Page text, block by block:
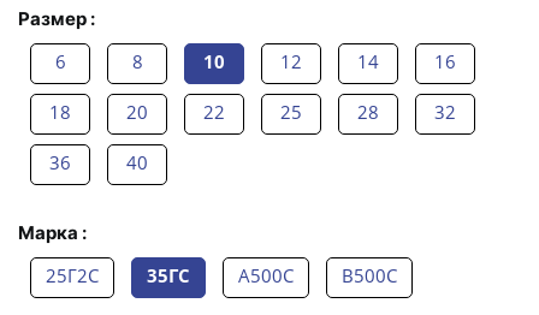
Размер :
6 8 10 12 14 16
18 20 22 25 28 32
36 40
Марка :
25Г2С 35ГС А500С В500С